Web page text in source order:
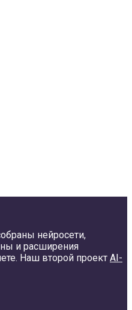
нейросети,
и расширения
Наш второй проект AI-